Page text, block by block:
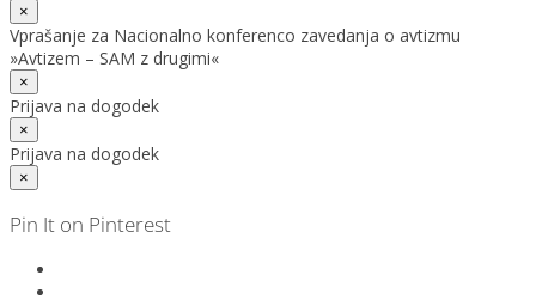
×
Vprašanje za Nacionalno konferenco zavedanja o avtizmu
»Avtizem – SAM z drugimi«
×
Prijava na dogodek
×
Prijava na dogodek
×
Pin It on Pinterest